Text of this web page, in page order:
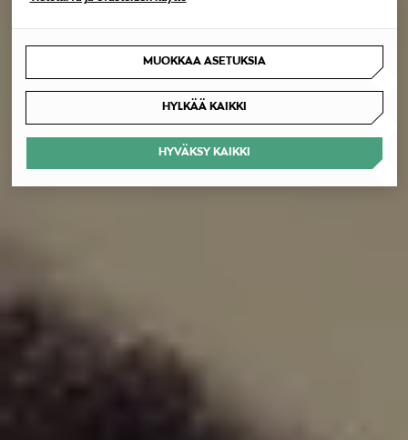
MUOKKAA ASETUKSIA
HYLKÄÄ KAIKKI
HYVÄKSY KAIKKI